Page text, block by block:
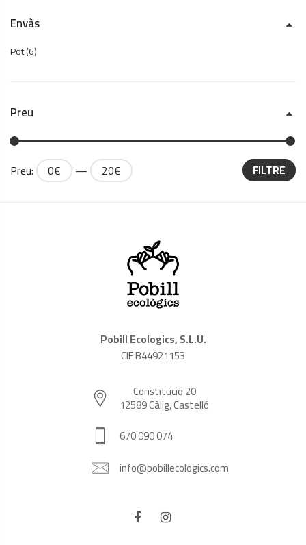
Envàs
Pot(6)
Preu
FILTRE
Preu: 0€ — 20€
Pobill Ecologics, S.L.U.
CIF B44921153
Constitució 20
12589 Càlig, Castelló
670 090 074
info@pobillecologics.com